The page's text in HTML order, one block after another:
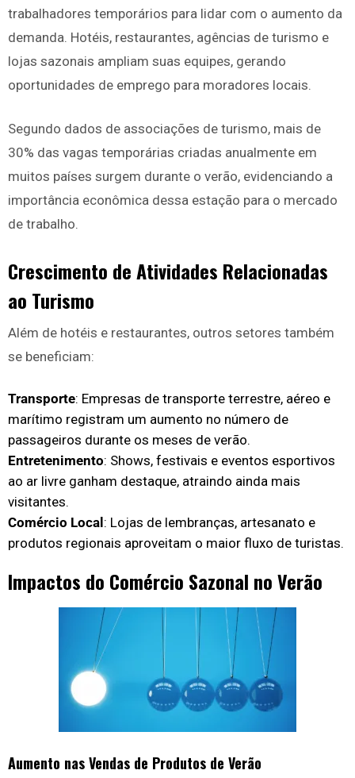
trabalhadores temporários para lidar com o aumento da
demanda. Hotéis, restaurantes, agências de turismo e
lojas sazonais ampliam suas equipes, gerando
oportunidades de emprego para moradores locais.
Segundo dados de associações de turismo, mais de
30% das vagas temporárias criadas anualmente em
muitos países surgem durante o verão, evidenciando a
importância econômica dessa estação para o mercado
de trabalho.
Crescimento de Atividades Relacionadas
ao Turismo
Além de hotéis e restaurantes, outros setores também
se beneficiam:
Transporte: Empresas de transporte terrestre, aéreo e
marítimo registram um aumento no número de
passageiros durante os meses de verão.
Entretenimento: Shows, festivais e eventos esportivos
ao ar livre ganham destaque, atraindo ainda mais
visitantes.
Comércio Local : Lojas de lembranças, artesanato e
produtos regionais aproveitam o maior fluxo de turistas.
Impactos do Comércio Sazonal no Verão
Aumento nas Vendas de Produtos de Verão